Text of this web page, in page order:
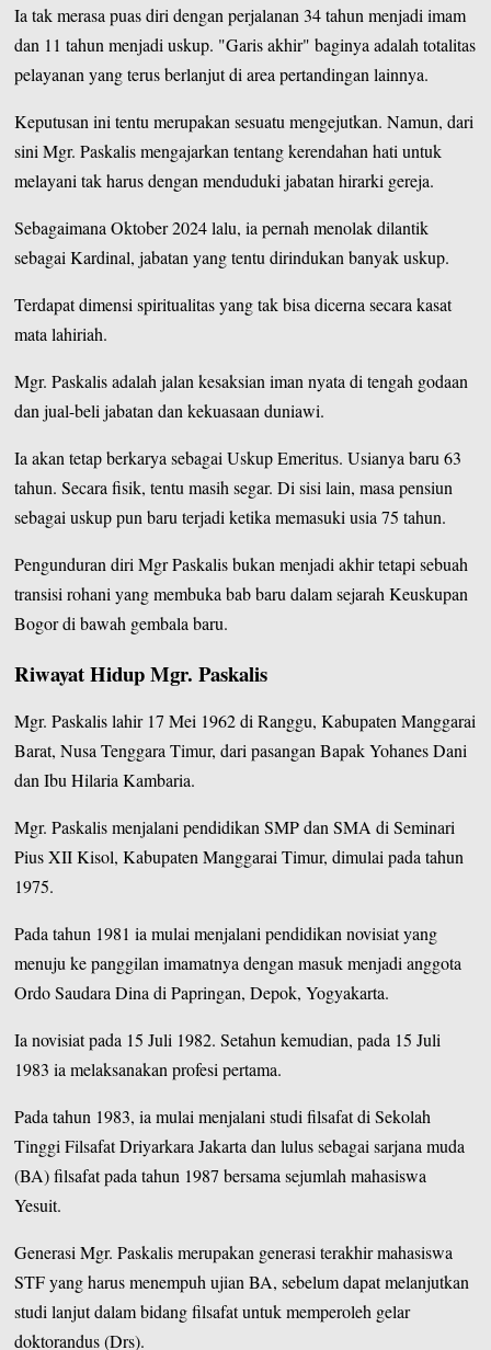
Ia tak merasa puas diri dengan perjalanan 34 tahun menjadi imam
dan 11 tahun menjadi uskup. "Garis akhir" baginya adalah totalitas
pelayanan yang terus berlanjut di area pertandingan lainnya.
Keputusan ini tentu merupakan sesuatu mengejutkan. Namun, dari
sini Mgr. Paskalis mengajarkan tentang kerendahan hati untuk
melayani tak harus dengan menduduki jabatan hirarki gereja.
Sebagaimana Oktober 2024 lalu, ia pernah menolak dilantik
sebagai Kardinal, jabatan yang tentu dirindukan banyak uskup.
Terdapat dimensi spiritualitas yang tak bisa dicerna secara kasat
mata lahiriah.
Mgr. Paskalis adalah jalan kesaksian iman nyata di tengah godaan
dan jual-beli jabatan dan kekuasaan duniawi.
Ia akan tetap berkarya sebagai Uskup Emeritus. Usianya baru 63
tahun. Secara fisik, tentu masih segar. Di sisi lain, masa pensiun
sebagai uskup pun baru terjadi ketika memasuki usia 75 tahun.
Pengunduran diri Mgr Paskalis bukan menjadi akhir tetapi sebuah
transisi rohani yang membuka bab baru dalam sejarah Keuskupan
Bogor di bawah gembala baru.
Riwayat Hidup Mgr. Paskalis
Mgr. Paskalis lahir 17 Mei 1962 di Ranggu, Kabupaten Manggarai
Barat, Nusa Tenggara Timur, dari pasangan Bapak Yohanes Dani
dan Ibu Hilaria Kambaria.
Mgr. Paskalis menjalani pendidikan SMP dan SMA di Seminari
Pius XII Kisol, Kabupaten Manggarai Timur, dimulai pada tahun
1975.
Pada tahun 1981 ia mulai menjalani pendidikan novisiat yang
menuju ke panggilan imamatnya dengan masuk menjadi anggota
Ordo Saudara Dina di Papringan, Depok, Yogyakarta.
Ia novisiat pada 15 Juli 1982. Setahun kemudian, pada 15 Juli
1983 ia melaksanakan profesi pertama.
Pada tahun 1983, ia mulai menjalani studi filsafat di Sekolah
Tinggi Filsafat Driyarkara Jakarta dan lulus sebagai sarjana muda
(BA) filsafat pada tahun 1987 bersama sejumlah mahasiswa
Yesuit.
Generasi Mgr. Paskalis merupakan generasi terakhir mahasiswa
STF yang harus menempuh ujian BA, sebelum dapat melanjutkan
studi lanjut dalam bidang filsafat untuk memperoleh gelar
doktorandus (Drs).